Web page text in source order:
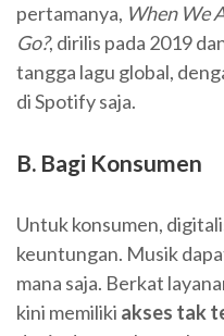
pertamanya, When We
Go?, dirilis pada 2019
tangga lagu global,
di Spotify saja.
B. Bagi Konsumen
Untuk konsumen,
keuntungan. Musik
mana saja. Berkat
kini memiliki akses tak